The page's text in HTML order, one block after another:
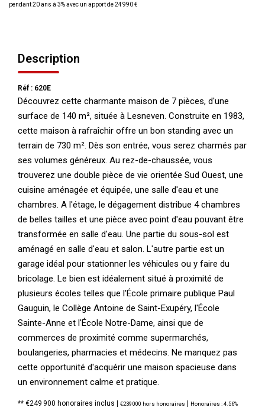
pendant 20 ans à 3% avec un apport de 24 990 €
Description
Réf : 620E
Découvrez cette charmante maison de 7 pièces, d'une
surface de 140 m², située à Lesneven. Construite en 1983,
cette maison à rafraîchir offre un bon standing avec un
terrain de 730 m². Dès son entrée, vous serez charmés par
ses volumes généreux. Au rez-de-chaussée, vous
trouverez une double pièce de vie orientée Sud Ouest, une
cuisine aménagée et équipée, une salle d'eau et une
chambres. A l'étage, le dégagement distribue 4 chambres
de belles tailles et une pièce avec point d'eau pouvant être
transformée en salle d'eau. Une partie du sous-sol est
aménagé en salle d'eau et salon. L'autre partie est un
garage idéal pour stationner les véhicules ou y faire du
bricolage. Le bien est idéalement situé à proximité de
plusieurs écoles telles que l'École primaire publique Paul
Gauguin, le Collège Antoine de Saint-Exupéry, l'École
Sainte-Anne et l'École Notre-Dame, ainsi que de
commerces de proximité comme supermarchés,
boulangeries, pharmacies et médecins. Ne manquez pas
cette opportunité d'acquérir une maison spacieuse dans
un environnement calme et pratique.
** €249 900 honoraires inclus | €239 000 hors honoraires | Honoraires : 4.56%